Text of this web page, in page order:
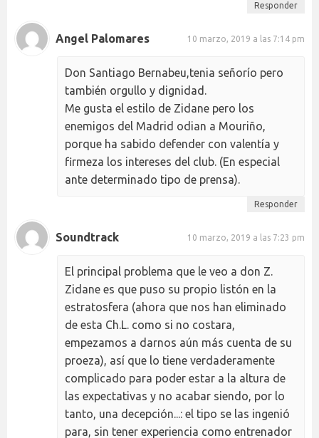
Responder
Angel Palomares 10 marzo, 2019 a las 7:14 pm
Don Santiago Bernabeu,tenia señorío pero
también orgullo y dignidad.
Me gusta el estilo de Zidane pero los
enemigos del Madrid odian a Mouriño,
porque ha sabido defender con valentía y
firmeza los intereses del club. (En especial
ante determinado tipo de prensa).
Responder
Soundtrack 10 marzo, 2019 a las 7:23 pm
El principal problema que le veo a don Z.
Zidane es que puso su propio listón en la
estratosfera (ahora que nos han eliminado
de esta Ch.L. como si no costara,
empezamos a darnos aún más cuenta de su
proeza), así que lo tiene verdaderamente
complicado para poder estar a la altura de
las expectativas y no acabar siendo, por lo
tanto, una decepción...: el tipo se las ingenió
para, sin tener experiencia como entrenador